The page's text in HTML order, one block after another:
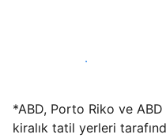
Hemen tesis yayınla
*ABD, Porto Riko ve ABD
kiralık tatil yerleri